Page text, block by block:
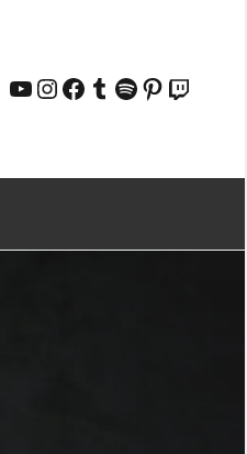
YouTube
Instagram
Facebook
Tumblr
Spotify
Pinterest
Twitch